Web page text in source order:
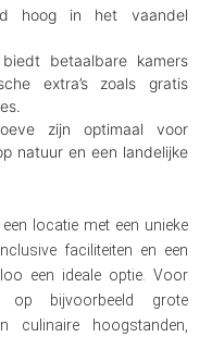
hoog in het vaandel
betaalbare kamers
extra’s zoals gratis
zijn optimaal voor
natuur en een landelijke
locatie met een unieke
faciliteiten en een
een ideale optie. Voor
op bijvoorbeeld grote
culinaire hoogstanden,